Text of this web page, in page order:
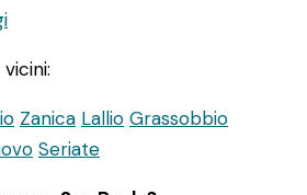
Zanica Lallio Grassobbio
Seriate